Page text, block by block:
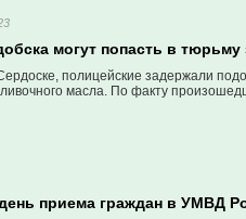
могут попасть в тюрьму
полицейские задержали
масла. По факту
приема граждан в УМВД